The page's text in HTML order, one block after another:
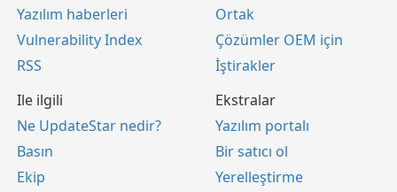
Yazılım haberleri
Vulnerability Index
RSS
Ortak
Çözümler OEM için
İştirakler
Ile ilgili
Ne UpdateStar nedir?
Basın
Ekip
Ekstralar
Yazılım portalı
Bir satıcı ol
Yerelleştirme